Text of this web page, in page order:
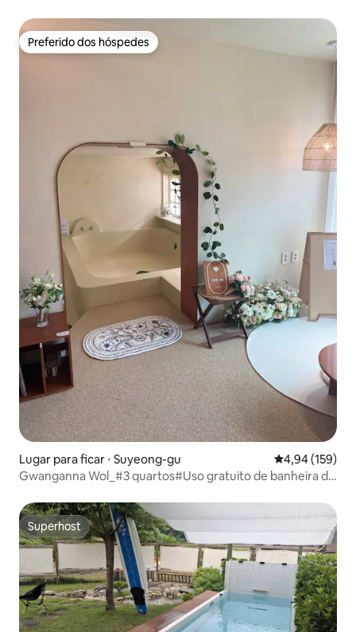
amplo quintal
Preferido dos hóspedes
Preferido dos hóspedes
Lugar para ficar ⋅ Suyeong-gu 4,94 de uma
4,94 (159)
Gwanganna Wol_#3 quartos#Uso gratuito de banheira de
Superhost
Superhost